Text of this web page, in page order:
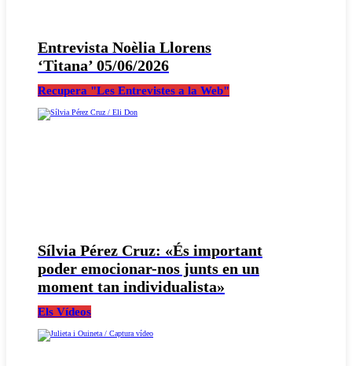
Entrevista Noèlia Llorens
‘Titana’ 05/06/2026
Recupera "Les Entrevistes a la Web"
Sílvia Pérez Cruz: «És important
poder emocionar-nos junts en un
moment tan individualista»
Els Vídeos